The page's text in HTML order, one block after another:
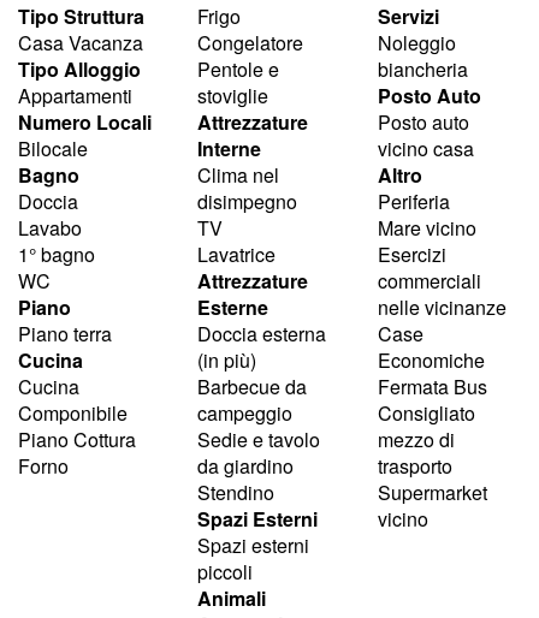
Tipo Struttura
Casa Vacanza
Tipo Alloggio
Appartamenti
Numero Locali
Bilocale
Bagno
Doccia
Lavabo
1° bagno
WC
Piano
Piano terra
Cucina
Cucina
Componibile
Piano Cottura
Forno
Frigo
Congelatore
Pentole e
stoviglie
Attrezzature
Interne
Clima nel
disimpegno
TV
Lavatrice
Attrezzature
Esterne
Doccia esterna
(in più)
Barbecue da
campeggio
Sedie e tavolo
da giardino
Stendino
Spazi Esterni
Spazi esterni
piccoli
Animali
Servizi
Noleggio
biancheria
Posto Auto
Posto auto
vicino casa
Altro
Periferia
Mare vicino
Esercizi
commerciali
nelle vicinanze
Case
Economiche
Fermata Bus
Consigliato
mezzo di
trasporto
Supermarket
vicino